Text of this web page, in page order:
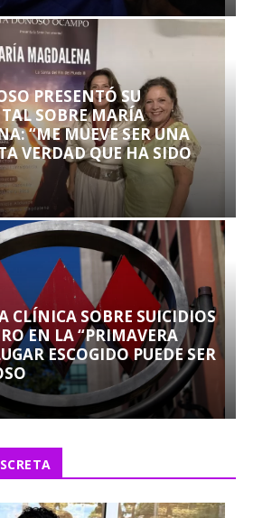
PRESENTÓ SU
SOBRE MARÍA
“ME MUEVE SER UNA
VERDAD QUE HA SIDO
CLÍNICA SOBRE SUICIDIOS
EN LA “PRIMAVERA
ESCOGIDO PUEDE SER